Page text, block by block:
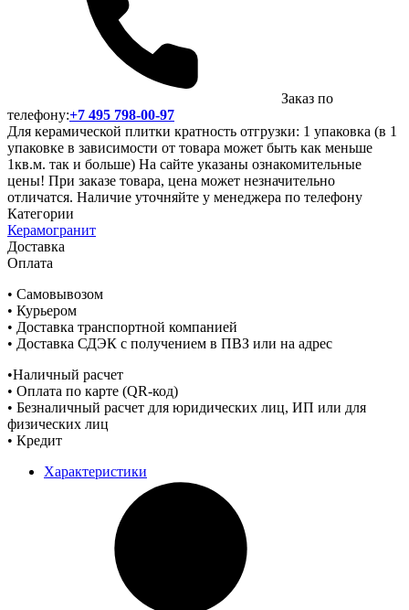
Заказ по
телефону:+7 495 798-00-97
Для керамической плитки кратность отгрузки: 1 упаковка (в 1
упаковке в зависимости от товара может быть как меньше
1кв.м. так и больше) На сайте указаны ознакомительные
цены! При заказе товара, цена может незначительно
отличатся. Наличие уточняйте у менеджера по телефону
Категории
Керамогранит
Доставка
Оплата
• Самовывозом
• Курьером
• Доставка транспортной компанией
• Доставка СДЭК с получением в ПВЗ или на адрес
•Наличный расчет
• Оплата по карте (QR-код)
• Безналичный расчет для юридических лиц, ИП или для
физических лиц
• Кредит
Характеристики